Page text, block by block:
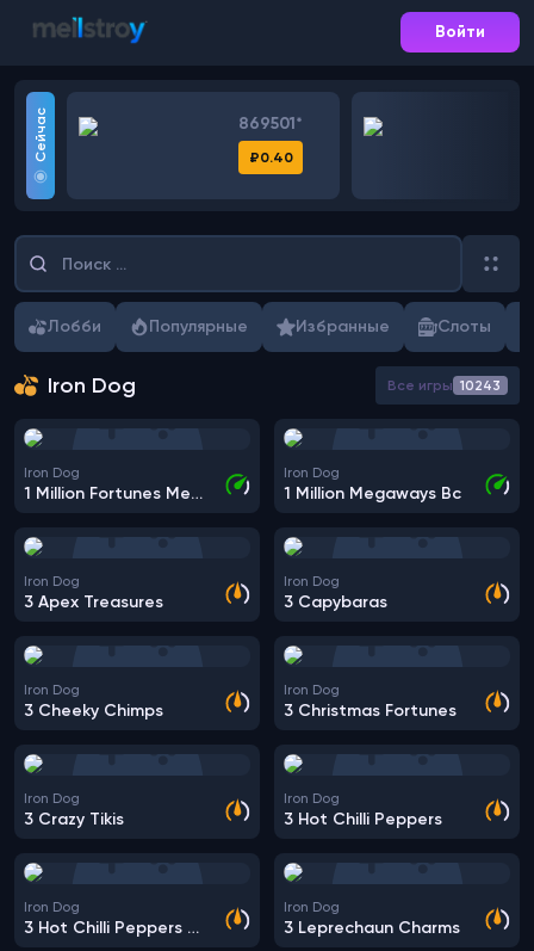
Войти
Сейчас 869501*
₽0.40
Лобби Популярные Избранные Слоты
Iron Dog Все игры 10243
Iron Dog
1 Million Fortunes Megaways
Iron Dog
1 Million Megaways Bc
Iron Dog
3 Apex Treasures
Iron Dog
3 Capybaras
Iron Dog
3 Cheeky Chimps
Iron Dog
3 Christmas Fortunes
Iron Dog
3 Crazy Tikis
Iron Dog
3 Hot Chilli Peppers
Iron Dog
3 Hot Chilli Peppers Extra
Iron Dog
3 Leprechaun Charms